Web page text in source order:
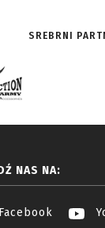
SREBRNI
NAS NA:
Facebook